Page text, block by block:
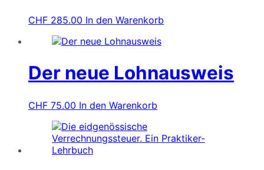
CHF 285.00 In den Warenkorb
Der neue Lohnausweis
CHF 75.00 In den Warenkorb